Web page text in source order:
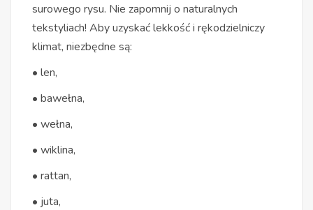
surowego rysu. Nie zapomnij o naturalnych
tekstyliach! Aby uzyskać lekkość i rękodzielniczy
klimat, niezbędne są:
• len,
• bawełna,
• wełna,
• wiklina,
• rattan,
• juta,